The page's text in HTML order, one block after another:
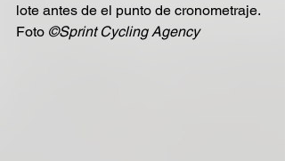
lote antes de el punto de cronometraje.
Foto ©Sprint Cycling Agency